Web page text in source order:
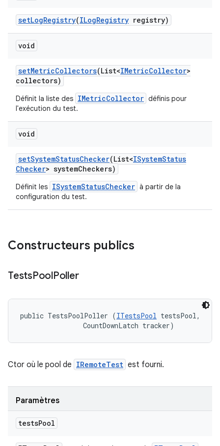
setLogRegistry(ILogRegistry registry)
void
setMetricCollectors(List<IMetricCollector>
collectors)
Définit la liste des IMetricCollector définis pour
l'exécution du test.
void
setSystemStatusChecker(List<ISystemStatus
Checker> systemCheckers)
Définit les ISystemStatusChecker à partir de la
configuration du test.
Constructeurs publics
TestsPoolPoller
public TestsPoolPoller (ITestsPool testsPool,
                CountDownLatch tracker)
Ctor où le pool de IRemoteTest est fourni.
Paramètres
testsPool